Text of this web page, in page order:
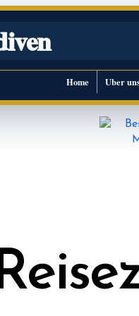
Home Uber